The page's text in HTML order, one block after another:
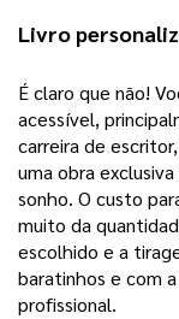
Livro
É claro que não!
acessível,
carreira de
uma obra
sonho. O custo
muito da
escolhido e a
baratinhos e com
profissional.